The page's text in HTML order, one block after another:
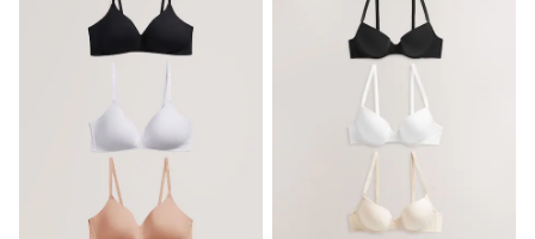
School Bags
Stationery
Underwear & Socks
All Occasionwear
Wedding
Shirts
Trousers
Shoes
Suit Jackets
Suit Trousers